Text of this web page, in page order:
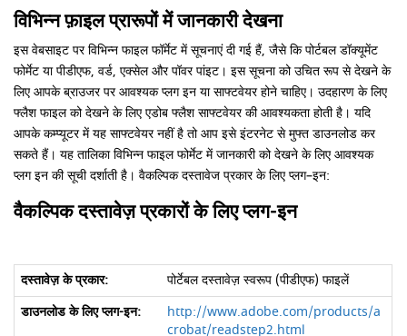
विभिन्न फ़ाइल प्रारूपों में जानकारी देखना
इस वेबसाइट पर विभिन्‍न फाइल फॉर्मेट में सूचनाएं दी गई हैं, जैसे कि पोर्टबल डॉक्‍यूमेंट
फोर्मेट या पीडीएफ, वर्ड, एक्‍सेल और पॉवर पांइट। इस सूचना को उचित रूप से देखने के
लिए आपके ब्राउजर पर आवश्‍यक प्‍लग इन या साफ्टवेयर होने चाहिए। उदहारण के लिए
फ्लैश फाइल को देखने के लिए एडोब फ्लैश साफ्टवेयर की आवश्‍यकता होती है। यदि
आपके कम्‍प्‍यूटर में यह साफ्टवेयर नहीं है तो आप इसे इंटरनेट से मुफ्त डाउनलोड कर
सकते हैं। यह तालिका विभिन्‍न फाइल फोर्मेट में जानकारी को देखने के लिए आवश्‍यक
प्‍लग इन की सूची दर्शाती है। वैकल्पिक दस्‍तावेज प्रकार के लिए प्‍लग–इन:
वैकल्पिक दस्तावेज़ प्रकारों के लिए प्लग-इन
पोर्टेबल दस्तावेज़ स्वरूप (पीडीएफ) फाइलें
http://www.adobe.com/products/a
crobat/readstep2.html